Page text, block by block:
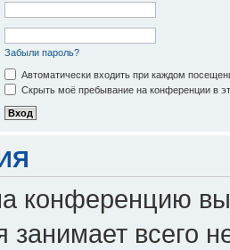
Забыли пароль?
Автоматически входить при каждом
Скрыть моё пребывание на конференции в
конференцию
занимает всего